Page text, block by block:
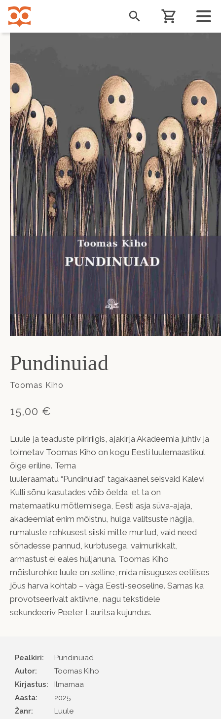
Liigu
edasi
põhisisu
juurde
Pundinuiad
Toomas Kiho
15,00 €
Luule ja teaduste piiririigis, ajakirja Akadeemia juhtiv ja
toimetav Toomas Kiho on kogu Eesti luulemaastikul
õige eriline. Tema
luuleraamatu “Pundinuiad” tagakaanel seisvaid Kalevi
Kulli sõnu kasutades võib öelda, et ta on
matemaatiku mõtlemisega, Eesti asja süva-ajaja,
akadeemiat enim mõistnu, hulga valitsuste nägija,
rumaluste rohkusest siiski mitte murtud, vaid need
sõnadesse pannud, kurbtusega, vaimurikkalt,
armastust ei eales hüljanuna. Toomas Kiho
mõisturohke luule on selline, mida niisuguses eetilises
jõus harva kohtab – väga Eesti-seoseline. Samas ka
provotseerivalt aktiivne, nagu tekstidele
sekundeeriv Peeter Lauritsa kujundus.
Pealkiri:
Pundinuiad
Autor
Toomas Kiho
Kirjastus
Ilmamaa
Aasta
2025
Žanr
Luule